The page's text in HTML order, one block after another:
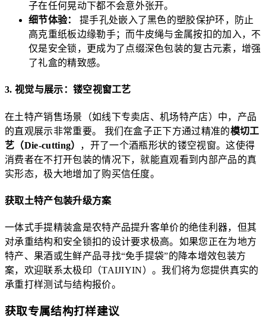
子在任何晃动下都不会意外张开。
细节体验：
提手孔处嵌入了黑色的塑胶保护环，防止
高克重纸板边缘勒手；而牛皮绳与金属按扣的加入，不
仅是安全锁，更成为了点缀深色包装的复古元素，增强
了礼盒的精致感。
3. 视觉与展示：镂空视窗工艺
在土特产销售场景（如线下专卖店、机场特产店）中，产品
的直观展示非常重要。 我们在盒子正下方通过精准的模切工
艺（Die-cutting） ，开了一个酒瓶形状的镂空视窗。这使得
消费者在不打开包装的情况下，就能直观看到内部产品的真
实形态，极大地增加了购买信任度。
获取土特产包装升级方案
一体式手提精装盒是农特产品提升客单价的绝佳利器，但其
对承重结构和安全锁扣的设计要求极高。如果您正在为地方
特产、果酒或生鲜产品寻找“免手提袋”的降本增效包装方
案，欢迎联系太极印（TAIJIYIN）。我们将为您提供真实的
承重打样测试与结构报价。
获取专属结构打样建议